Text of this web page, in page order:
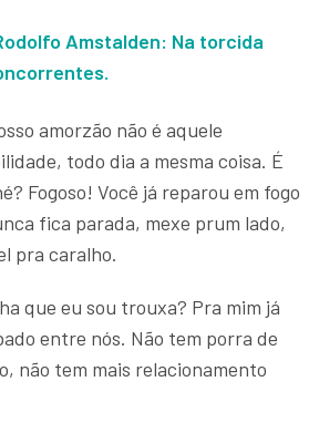
Amstalden: Na torcida
amorzão não é aquele
todo dia a mesma coisa. É
Fogoso! Você já reparou em fogo
fica parada, mexe prum lado,
pra caralho.
que eu sou trouxa? Pra mim já
entre nós. Não tem porra de
não tem mais relacionamento